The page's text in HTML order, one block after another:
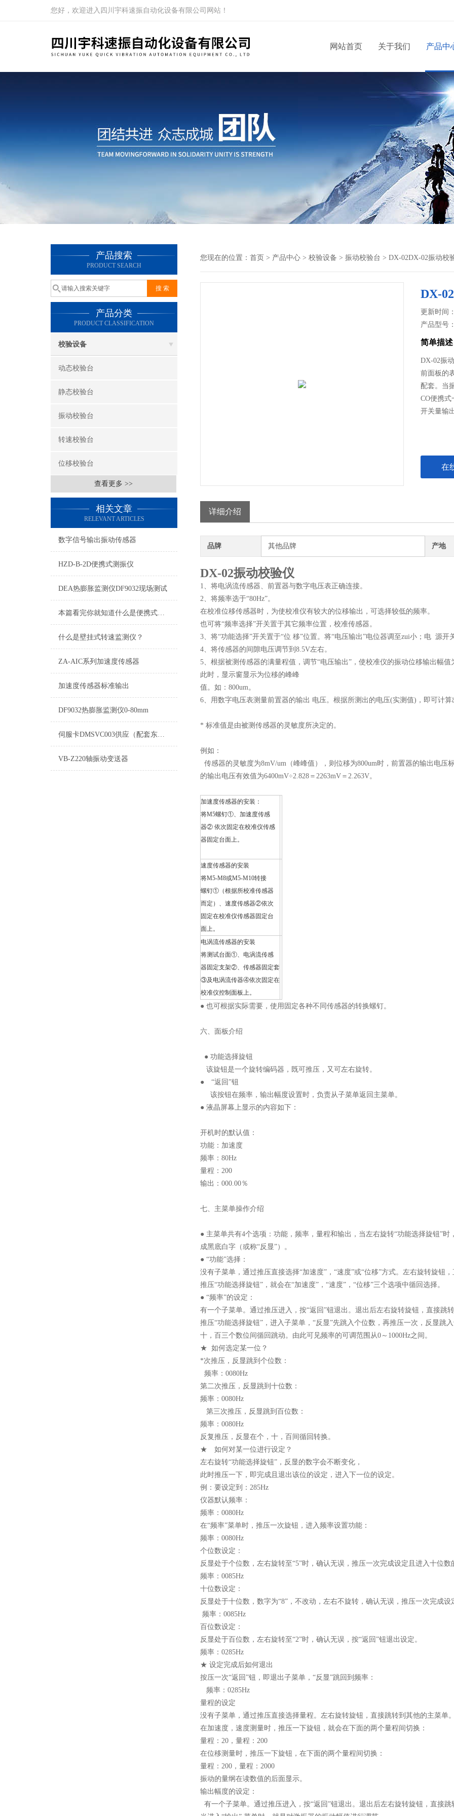
您好，欢迎进入四川宇科速振自动化设备有限公司网站！
网站首页 关于我们 产品中
产品搜索
PRODUCT SEARCH
产品分类
PRODUCT CLASSIFICATION
校验设备
动态校验台
静态校验台
振动校验台
转速校验台
位移校验台
查看更多 >>
相关文章
RELEVANT ARTICLES
数字信号输出振动传感器
HZD-B-2D便携式测振仪
DEA热膨胀监测仪DF9032现场测试
本篇看完你就知道什么是便携式测振仪了
什么是壁挂式转速监测仪？
ZA-AIC系列加速度传感器
加速度传感器标准输出
DF9032热膨胀监测仪0-80mm
伺服卡DMSVC003供应（配套东汽机组）
VB-Z220轴振动变送器
您现在的位置： 首页 > 产品中心 > 校验设备 > 振动校验台 > DX-02DX-02振动校
DX-
更新时间
产品型号
简单描述
DX-02振
前面板的
配套。当
CO便携
开关量输
在
详细介绍
品牌 其他品牌 产地
DX-02振动校验仪
1、将电涡流传感器、前置器与数字电压表正确连接。
2、将频率选于“80Hz”。
在校准位移传感器时，为使校准仪有较大的位移输出，可选择较低的频率。
也可将“频率选择”开关置于其它频率位置，校准传感器。
3、将“功能选择”开关置于“位 移”位置。将“电压输出”电位器调至zui小；电 源开
4、将传感器的间隙电压调节到8.5V左右。
5、根据被测传感器的满量程值，调节“电压输出”，使校准仪的振动位移输出幅值
此时，显示窗显示为位移的峰峰
值。如：800um。
6、用数字电压表测量前置器的输出 电压。根据所测出的电压(实测值)，即可计
* 标准值是由被测传感器的灵敏度所决定的。
例如：
传感器的灵敏度为8mV/um（峰峰值），则位移为800um时，前置器的输出电压
的输出电压有效值为6400mV÷2.828＝2263mV＝2.263V。
加速度传感器的安装：
将M5螺钉①、加速度传感
器② 依次固定在校准仪传感
器固定台面上。
速度传感器的安装
将M5-M8或M5-M10转接
螺钉①（根据所校准传感器
而定）、速度传感器②依次
固定在校准仪传感器固定台
面上。
电涡流传感器的安装
将测试台面①、电涡流传感
器固定支架②、传感器固定套
③及电涡流传器④依次固定在
校准仪控制面板上。
● 也可根据实际需要，使用固定各种不同传感器的转换螺钉。
六、面板介绍
● 功能选择旋钮
该旋钮是一个旋转编码器，既可推压，又可左右旋转。
● “返回”钮
该按钮在频率，输出幅度设置时，负责从子菜单返回主菜单。
● 液晶屏幕上显示的内容如下：
开机时的默认值：
功能：加速度
频率：80Hz
量程：200
输出：000.00％
七、主菜单操作介绍
● 主菜单共有4个选项：功能，频率，量程和输出，当左右旋转“功能选择旋钮”
成黑底白字（或称“反显”）。
● “功能”选择：
没有子菜单，通过推压直接选择“加速度”，“速度”或“位移”方式。左右旋转旋钮
推压“功能选择旋钮”，就会在“加速度”，“速度”，“位移”三个选项中循回选择。
● “频率”的设定：
有一个子菜单。通过推压进入，按“返回”钮退出。退出后左右旋转旋钮，直接跳
推压“功能选择旋钮”，进入子菜单，“反显”先跳入个位数，再推压一次，反显跳
十，百三个数位间循回跳动。由此可见频率的可调范围从0～1000Hz之间。
★ 如何选定某一位？
*次推压，反显跳到个位数：
频率：0080Hz
第二次推压，反显跳到十位数：
频率：0080Hz
第三次推压，反显跳到百位数：
频率：0080Hz
反复推压，反显在个，十，百间循回转换。
★ 如何对某一位进行设定？
左右旋转“功能选择旋钮”，反显的数字会不断变化，
此时推压一下，即完成且退出该位的设定，进入下一位的设定。
例：要设定到：285Hz
仪器默认频率：
频率：0080Hz
在“频率”菜单时，推压一次旋钮，进入频率设置功能：
频率：0080Hz
个位数设定：
反显处于个位数，左右旋转至“5”时，确认无误，推压一次完成设定且进入十位数
频率：0085Hz
十位数设定：
反显处于十位数，数字为“8”，不改动，左右不旋转，确认无误，推压一次完成
频率：0085Hz
百位数设定：
反显处于百位数，左右旋转至“2”时，确认无误，按“返回”钮退出设定。
频率：0285Hz
★ 设定完成后如何退出
按压一次“返回”钮，即退出子菜单，“反显”跳回到频率：
频率：0285Hz
量程的设定
没有子菜单，通过推压直接选择量程。左右旋转旋钮，直接跳转到其他的主菜单
在加速度，速度测量时，推压一下旋钮，就会在下面的两个量程间切换：
量程：20，量程：200
在位移测量时，推压一下旋钮，在下面的两个量程间切换：
量程：200，量程：2000
振动的量纲在读数值的后面显示。
输出幅度的设定：
有一个子菜单。通过推压进入，按“返回”钮退出。退出后左右旋转旋钮，直接